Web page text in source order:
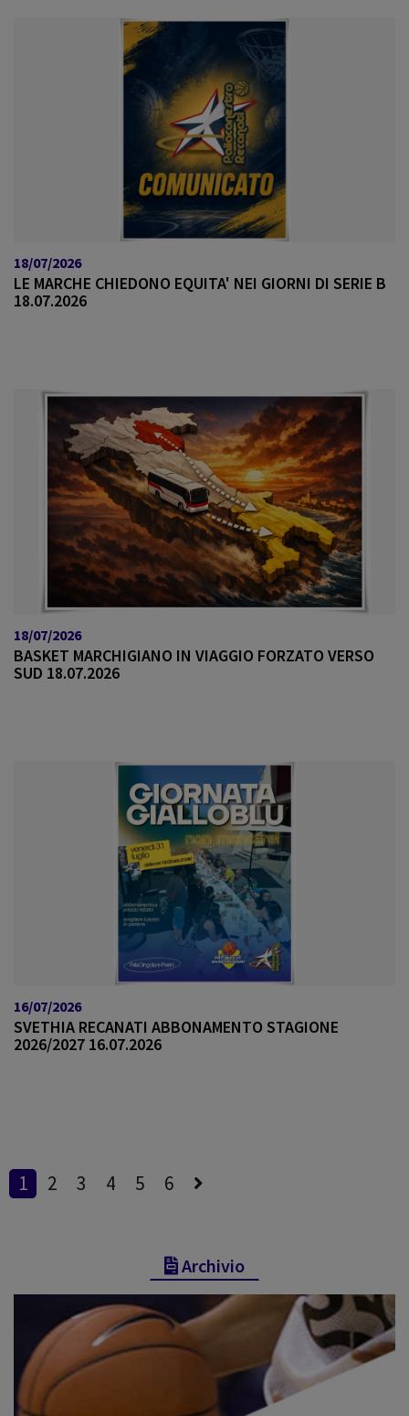
18/07/2026
LE MARCHE CHIEDONO EQUITA' NEI GIORNI DI SERIE B
18.07.2026
18/07/2026
BASKET MARCHIGIANO IN VIAGGIO FORZATO VERSO
SUD 18.07.2026
16/07/2026
SVETHIA RECANATI ABBONAMENTO STAGIONE
2026/2027 16.07.2026
1 2 3 4 5 6
Archivio